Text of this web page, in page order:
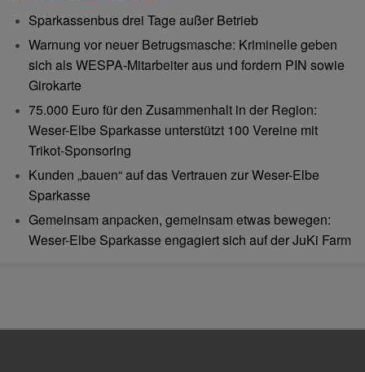
Sparkassenbus drei Tage außer Betrieb
Warnung vor neuer Betrugsmasche: Kriminelle geben
sich als WESPA-Mitarbeiter aus und fordern PIN sowie
Girokarte
75.000 Euro für den Zusammenhalt in der Region:
Weser-Elbe Sparkasse unterstützt 100 Vereine mit
Trikot-Sponsoring
Kunden „bauen“ auf das Vertrauen zur Weser-Elbe
Sparkasse
Gemeinsam anpacken, gemeinsam etwas bewegen:
Weser-Elbe Sparkasse engagiert sich auf der JuKi Farm